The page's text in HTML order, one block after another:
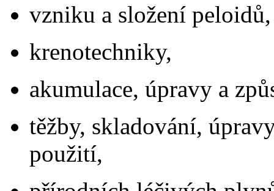
vzniku a složení peloidů,
krenotechniky,
akumulace, úpravy a
těžby, skladování,
použití,